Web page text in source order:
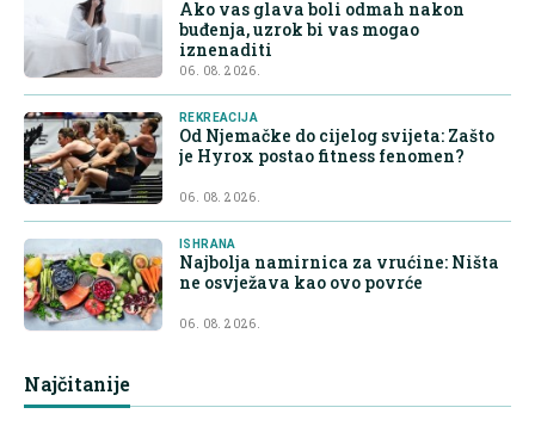
Ako vas glava boli odmah nakon
buđenja, uzrok bi vas mogao
iznenaditi
06. 08. 2026.
REKREACIJA
Od Njemačke do cijelog svijeta: Zašto
je Hyrox postao fitness fenomen?
06. 08. 2026.
ISHRANA
Najbolja namirnica za vrućine: Ništa
ne osvježava kao ovo povrće
06. 08. 2026.
Najčitanije